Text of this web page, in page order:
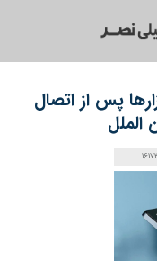
پس از اتصال
الملل